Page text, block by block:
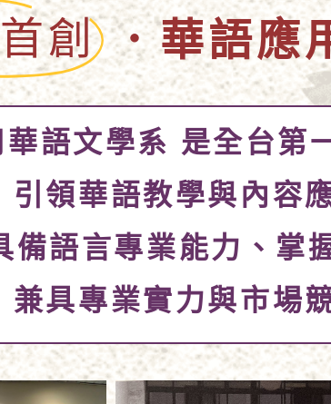
創 ．華語應
語文學系 是全台第
引領華語教學與內容
備語言專業能力、掌
兼具專業實力與市場